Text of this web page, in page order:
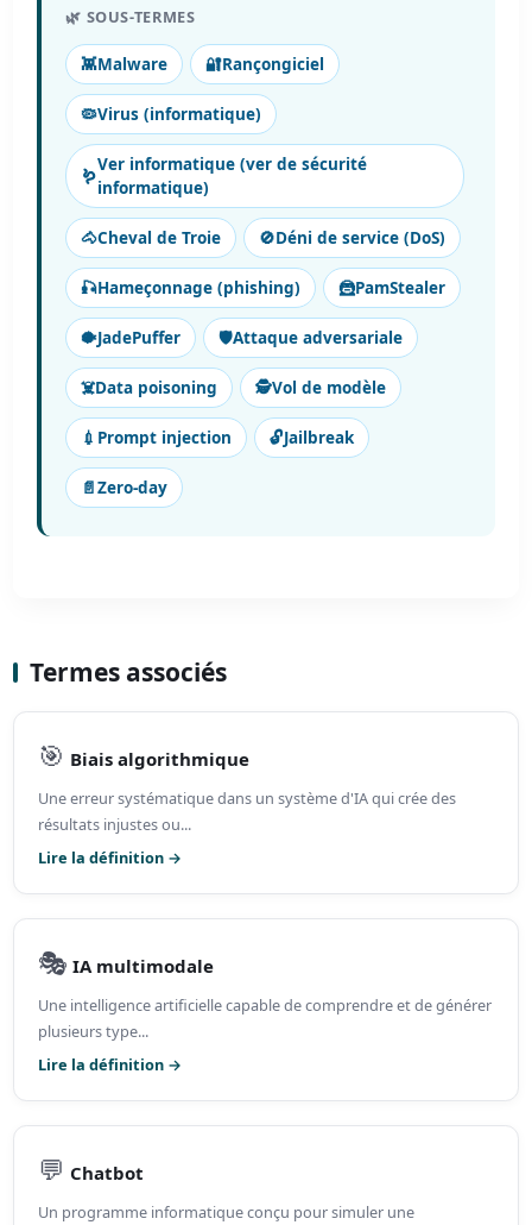
🌿 SOUS-TERMES
👾Malware 🔐Rançongiciel
🦠Virus (informatique)
🪱
Ver informatique (ver de sécurité
informatique)
🐴Cheval de Troie 🚫Déni de service (DoS)
🎣Hameçonnage (phishing) 🦹PamStealer
🐡JadePuffer 🛡️Attaque adversariale
☠️Data poisoning 🕵️Vol de modèle
💉 Prompt injection 🔓Jailbreak
📄Zero-day
Termes associés
🎯 Biais algorithmique
Une erreur systématique dans un système d'IA qui crée des
résultats injustes ou...
Lire la définition →
🎭 IA multimodale
Une intelligence artificielle capable de comprendre et de générer
plusieurs type...
Lire la définition →
💬 Chatbot
Un programme informatique conçu pour simuler une